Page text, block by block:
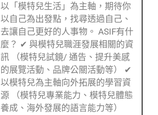
以「模特兒生活」為主軸，期待你
以自己為出發點，找尋透過自己、
去讓自己更好的人事物。 ASIF有什
麼？ ✔ 與模特兒職涯發展相關的資
訊 （模特兒試鏡/ 通告、提升美感
的展覽活動、品牌公關活動等） ✔
以模特兒為主軸向外拓展的學習資
源 （模特兒專業能力、模特兒體態
養成、海外發展的語言能力等）